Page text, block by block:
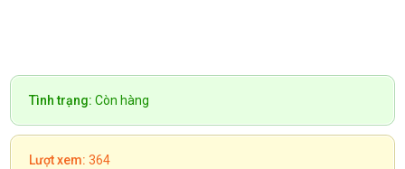
Tình trạng: Còn hàng
Lượt xem: 364